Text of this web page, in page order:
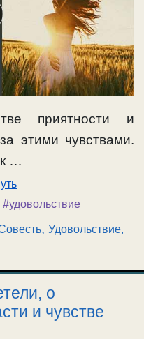
приятности и
этими чувствами.
…
#удовольствие
,Удовольствие,
о
и чувстве